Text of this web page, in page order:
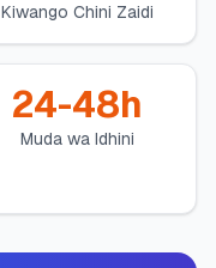
Kiwango Chini Zaidi
24-48h
Muda wa Idhini